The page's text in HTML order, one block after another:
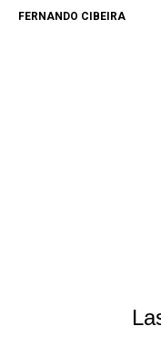
FERNANDO CIBEIRA